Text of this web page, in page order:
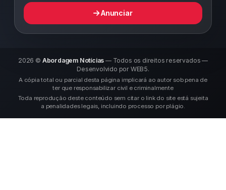
Anunciar
2026 © Abordagem Notícias — Todos os direitos reservados —
Desenvolvido por WEB5.
A cópia total ou parcial desta página implicará ao autor sob pena de
ter que responsabilizar civil e criminalmente
Toda reprodução deste conteúdo sem citar o link do site está sujeita
a penalidades legais, incluindo processo por plágio.